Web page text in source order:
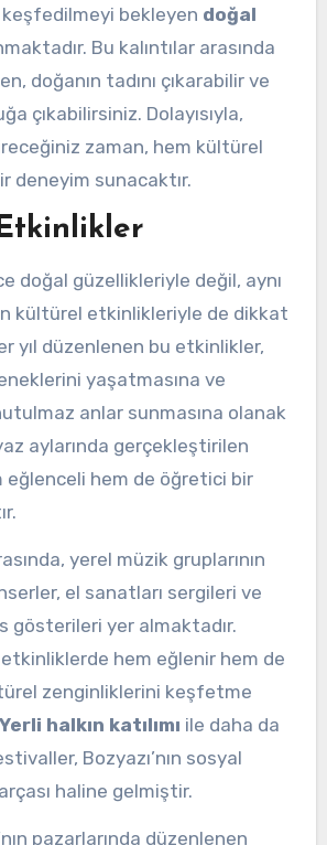
bekleyen doğal
Bu kalıntılar arasında
doğanın tadını çıkarabilir ve
çıkabilirsiniz. Dolayısıyla,
zaman, hem kültürel
deneyim sunacaktır.
doğal güzellikleriyle değil, aynı
kültürel etkinlikleriyle de dikkat
yıl düzenlenen bu etkinlikler,
yaşatmasına ve
anlar sunmasına olanak
aylarında gerçekleştirilen
hem de öğretici bir
yerel müzik gruplarının
el sanatları sergileri ve
gösterileri yer almaktadır.
hem eğlenir hem de
zenginliklerini keşfetme
Yerli halkın katılımı ile daha da
Bozyazı’nın sosyal
haline gelmiştir.
pazarlarında düzenlenen